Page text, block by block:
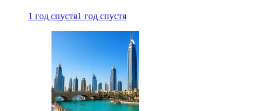
1 год спустя1 год спустя